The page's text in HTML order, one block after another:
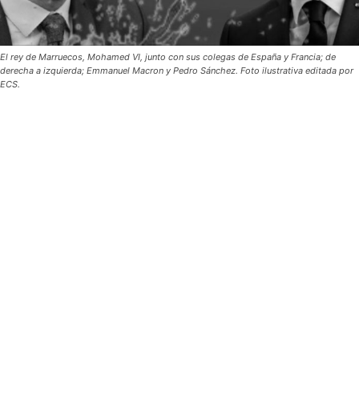
El rey de Marruecos, Mohamed VI, junto con sus colegas de España y Francia; de
derecha a izquierda; Emmanuel Macron y Pedro Sánchez. Foto ilustrativa editada por
ECS.